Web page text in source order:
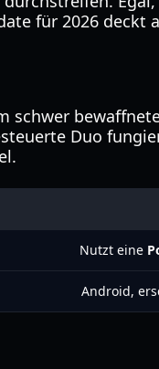
für 2026 deckt
schwer
Duo
Nutzt eine
Android,